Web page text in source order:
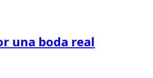
una boda real